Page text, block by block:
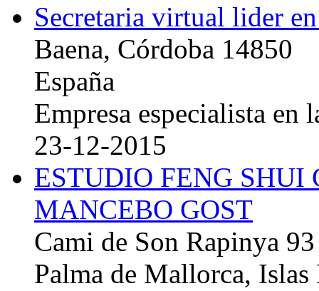
Secretaria virtual lider
Baena, Córdoba 14850
España
Empresa especialista en
23-12-2015
ESTUDIO FENG
MANCEBO GOST
Cami de Son Rapinya 93
Palma de Mallorca, Islas